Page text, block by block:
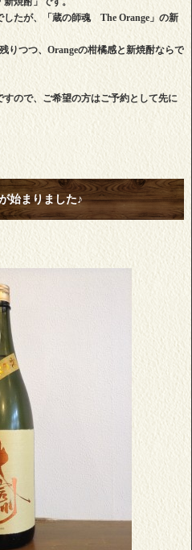
たが、「蔵の師魂 The Orange」の新
りつつ、Orangeの柑橘感と新焼酎ならで
ので、ご希望の方はご予約として先に
始まりました♪